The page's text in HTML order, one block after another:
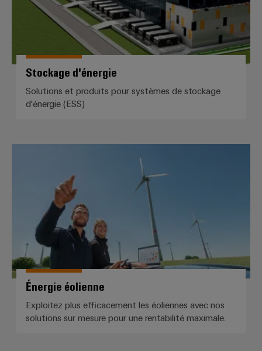
Stockage d'énergie
Solutions et produits pour systèmes de stockage
d'énergie (ESS)
Énergie éolienne
Exploitez plus efficacement les éoliennes avec nos
solutions sur mesure pour une rentabilité maximale.